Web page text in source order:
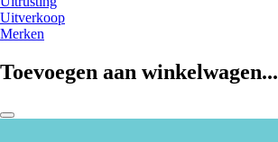
Uitverkoop
Merken
Toevoegen aan winkelwagen...